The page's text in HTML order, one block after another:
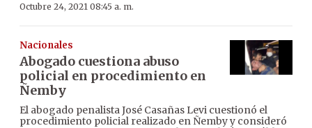
Octubre 24, 2021 08:45 a. m.
Nacionales
Abogado cuestiona abuso
policial en procedimiento en
Ñemby
El abogado penalista José Casañas Levi cuestionó el
procedimiento policial realizado en Ñemby y consideró